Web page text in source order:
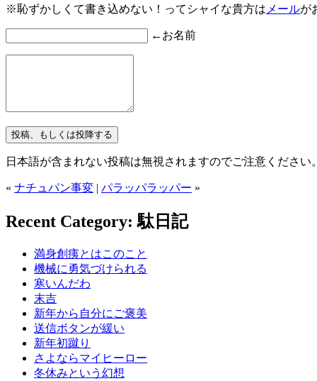
※恥ずかしくて書き込めない！ってシャイな貴方は メールが
←お名前
日本語が含まれない投稿は無視されますのでご注意ください
« ナチュパン事変 | パラッパラッパー »
Recent Category: 駄日記
満身創痍とはこのこと
機械に勇気づけられる
寒いんだわ
末吉
新年から自分にご褒美
送信ボタンが緩い
新年初蹴り
さよならマイヒーロー
冬休みという幻想